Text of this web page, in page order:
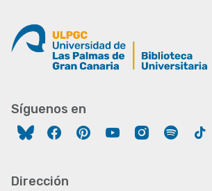
Síguenos en
FacebookPinterestYouTubeInstagram
Spotify
Dirección